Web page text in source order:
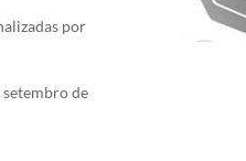
por
setembro de